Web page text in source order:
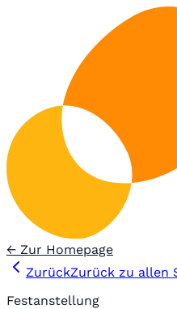
← Zur Homepage
ZurückZurück zu allen
Festanstellung